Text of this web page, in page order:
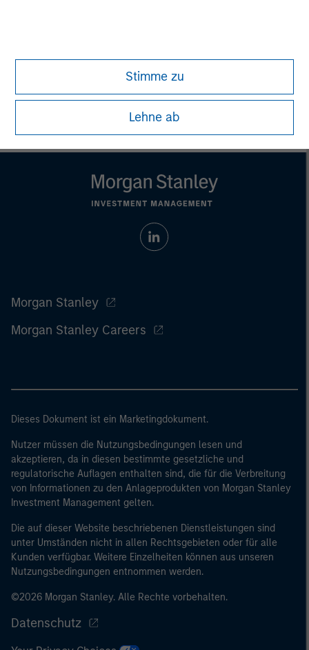
Stimme zu
Lehne ab
Please refer to the strategy detail page for important
considerations.
Morgan Stanley
Morgan Stanley Careers
Dieses Dokument ist ein Marketingdokument.
Nutzer müssen die Nutzungsbedingungen lesen und
akzeptieren, da in diesen bestimmte gesetzliche und
regulatorische Auflagen enthalten sind, die für die Verbreitung
von Informationen zu den Anlageprodukten von Morgan Stanley
Investment Management gelten.
Die auf dieser Website beschriebenen Dienstleistungen sind
unter Umständen nicht in allen Rechtsgebieten oder für alle
Kunden verfügbar. Weitere Einzelheiten können aus unseren
Nutzungsbedingungen entnommen werden.
©2026 Morgan Stanley. Alle Rechte vorbehalten.
Datenschutz